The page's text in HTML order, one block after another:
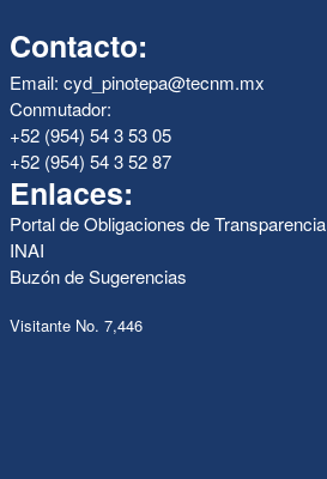
Contacto:
Email: cyd_pinotepa@tecnm.mx
Conmutador:
+52 (954) 54 3 53 05
+52 (954) 54 3 52 87
Enlaces:
Portal de Obligaciones de Transparencia
INAI
Buzón de Sugerencias
Visitante No. 7,446